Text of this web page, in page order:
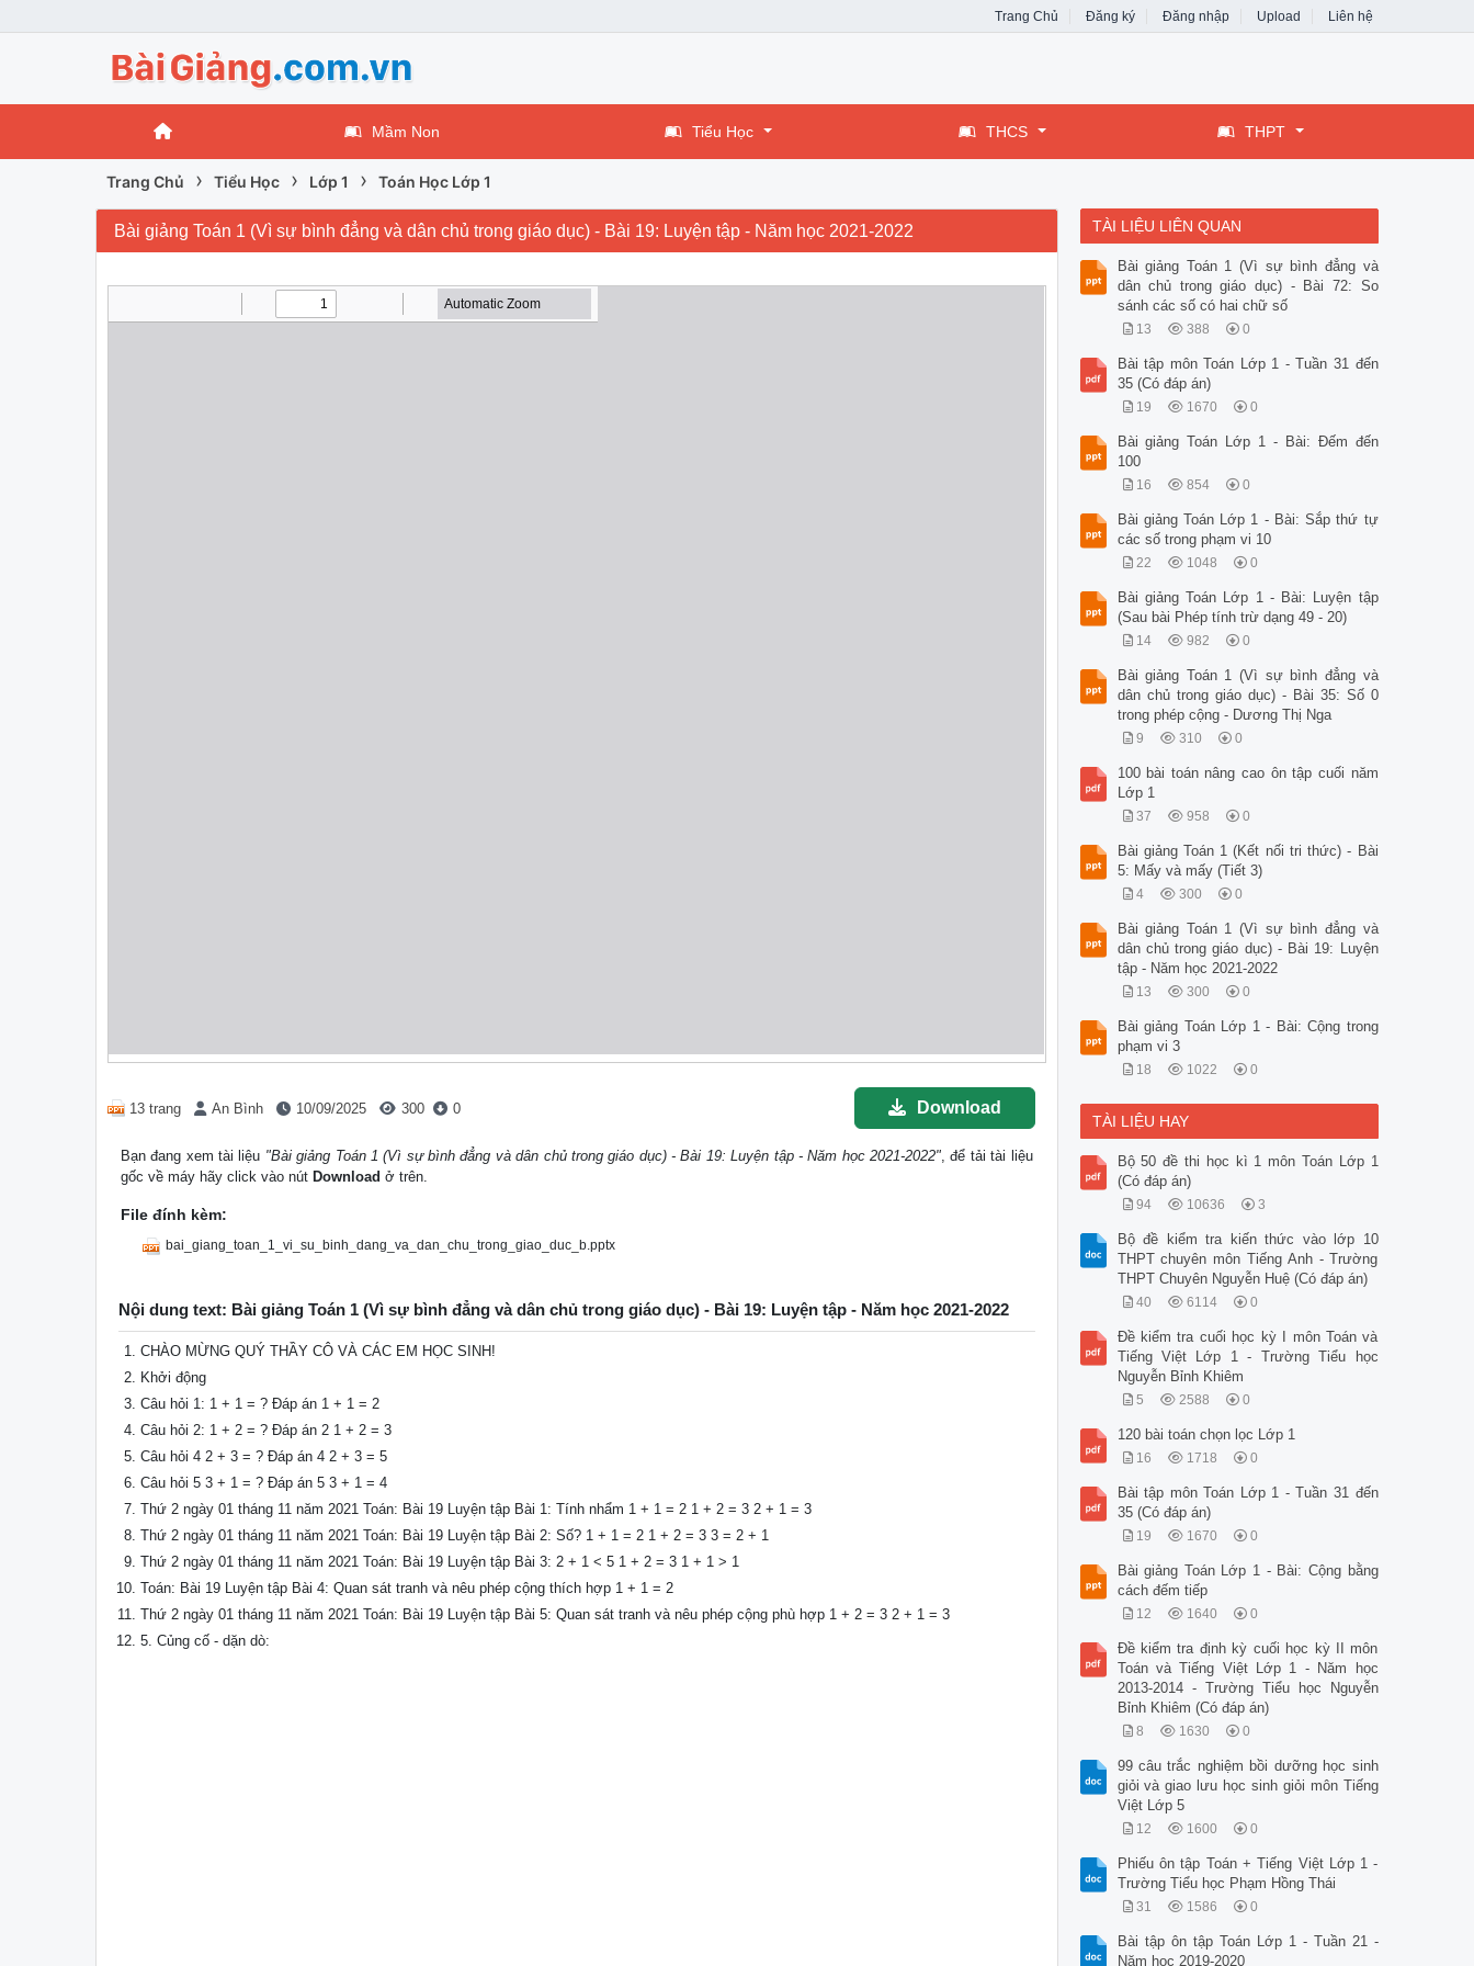
Trang Chủ Đăng ký Đăng nhập Upload Liên hệ
Mầm Non Tiểu Học THCS THPT
Trang Chủ › Tiểu Học › Lớp 1 › Toán Học Lớp 1
Bài giảng Toán 1 (Vì sự bình đẳng và dân chủ trong giáo dục) - Bài 19: Luyện tập - Năm học 2021-2022
13 trang An Bình 10/09/2025 300 0 Download
Bạn đang xem tài liệu "Bài giảng Toán 1 (Vì sự bình đẳng và dân chủ trong giáo dục) - Bài 19: Luyện tập - Năm học 2021-2022", để tải tài liệu
gốc về máy hãy click vào nút Download ở trên.
File đính kèm:
bai_giang_toan_1_vi_su_binh_dang_va_dan_chu_trong_giao_duc_b.pptx
Nội dung text: Bài giảng Toán 1 (Vì sự bình đẳng và dân chủ trong giáo dục) - Bài 19: Luyện tập - Năm học 2021-2022
CHÀO MỪNG QUÝ THẦY CÔ VÀ CÁC EM HỌC SINH!
Khởi động
Câu hỏi 1: 1 + 1 = ? Đáp án 1 + 1 = 2
Câu hỏi 2: 1 + 2 = ? Đáp án 2 1 + 2 = 3
Câu hỏi 4 2 + 3 = ? Đáp án 4 2 + 3 = 5
Câu hỏi 5 3 + 1 = ? Đáp án 5 3 + 1 = 4
Thứ 2 ngày 01 tháng 11 năm 2021 Toán: Bài 19 Luyện tập Bài 1: Tính nhẩm 1 + 1 = 2 1 + 2 = 3 2 + 1 = 3
Thứ 2 ngày 01 tháng 11 năm 2021 Toán: Bài 19 Luyện tập Bài 2: Số? 1 + 1 = 2 1 + 2 = 3 3 = 2 + 1
Thứ 2 ngày 01 tháng 11 năm 2021 Toán: Bài 19 Luyện tập Bài 3: 2 + 1 < 5 1 + 2 = 3 1 + 1 > 1
Toán: Bài 19 Luyện tập Bài 4: Quan sát tranh và nêu phép cộng thích hợp 1 + 1 = 2
Thứ 2 ngày 01 tháng 11 năm 2021 Toán: Bài 19 Luyện tập Bài 5: Quan sát tranh và nêu phép cộng phù hợp 1 + 2 = 3 2 + 1 = 3
5. Củng cố - dặn dò:
TÀI LIỆU LIÊN QUAN
Bài giảng Toán 1 (Vì sự bình đẳng và
dân chủ trong giáo dục) - Bài 72: So
sánh các số có hai chữ số
13 388 0
Bài tập môn Toán Lớp 1 - Tuần 31 đến
35 (Có đáp án)
19 1670 0
Bài giảng Toán Lớp 1 - Bài: Đếm đến
100
16 854 0
Bài giảng Toán Lớp 1 - Bài: Sắp thứ tự
các số trong phạm vi 10
22 1048 0
Bài giảng Toán Lớp 1 - Bài: Luyện tập
(Sau bài Phép tính trừ dạng 49 - 20)
14 982 0
Bài giảng Toán 1 (Vì sự bình đẳng và
dân chủ trong giáo dục) - Bài 35: Số 0
trong phép cộng - Dương Thị Nga
9 310 0
100 bài toán nâng cao ôn tập cuối năm
Lớp 1
37 958 0
Bài giảng Toán 1 (Kết nối tri thức) - Bài
5: Mấy và mấy (Tiết 3)
4 300 0
Bài giảng Toán 1 (Vì sự bình đẳng và
dân chủ trong giáo dục) - Bài 19: Luyện
tập - Năm học 2021-2022
13 300 0
Bài giảng Toán Lớp 1 - Bài: Cộng trong
phạm vi 3
18 1022 0
TÀI LIỆU HAY
Bộ 50 đề thi học kì 1 môn Toán Lớp 1
(Có đáp án)
94 10636 3
Bộ đề kiểm tra kiến thức vào lớp 10
THPT chuyên môn Tiếng Anh - Trường
THPT Chuyên Nguyễn Huệ (Có đáp án)
40 6114 0
Đề kiểm tra cuối học kỳ I môn Toán và
Tiếng Việt Lớp 1 - Trường Tiểu học
Nguyễn Bỉnh Khiêm
5 2588 0
120 bài toán chọn lọc Lớp 1
16 1718 0
Bài tập môn Toán Lớp 1 - Tuần 31 đến
35 (Có đáp án)
19 1670 0
Bài giảng Toán Lớp 1 - Bài: Cộng bằng
cách đếm tiếp
12 1640 0
Đề kiểm tra định kỳ cuối học kỳ II môn
Toán và Tiếng Việt Lớp 1 - Năm học
2013-2014 - Trường Tiểu học Nguyễn
Bỉnh Khiêm (Có đáp án)
8 1630 0
99 câu trắc nghiệm bồi dưỡng học sinh
giỏi và giao lưu học sinh giỏi môn Tiếng
Việt Lớp 5
12 1600 0
Phiếu ôn tập Toán + Tiếng Việt Lớp 1 -
Trường Tiểu học Phạm Hồng Thái
31 1586 0
Bài tập ôn tập Toán Lớp 1 - Tuần 21 -
Năm học 2019-2020